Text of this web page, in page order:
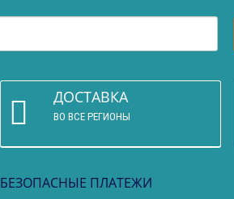
ДОСТАВКА
ВО ВСЕ РЕГИОНЫ
БЕЗОПАСНЫЕ ПЛАТЕЖИ